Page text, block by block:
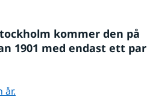
kommer den på
1901 med endast ett par
år.